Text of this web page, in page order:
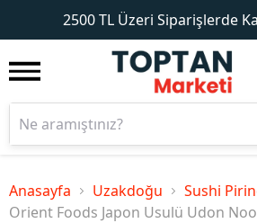
2500 TL Üzeri Siparişlerde
1
Anasayfa Uzakdoğu
Sushi
Orient Foods Japon Usulü Udon